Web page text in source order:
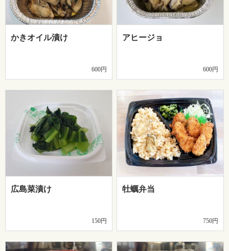
かきオイル漬け
600円
アヒージョ
600円
広島菜漬け
150円
牡蠣弁当
750円